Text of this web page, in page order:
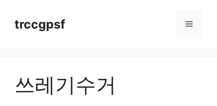
contenttrccgpsf Menu
쓰레기수거